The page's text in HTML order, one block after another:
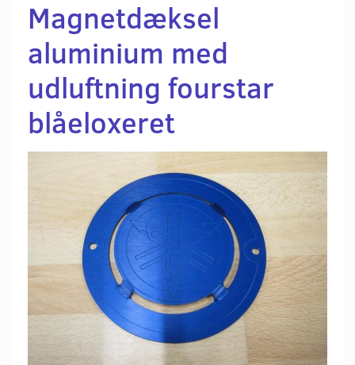
Magnetdæksel
aluminium med
udluftning fourstar
blåeloxeret